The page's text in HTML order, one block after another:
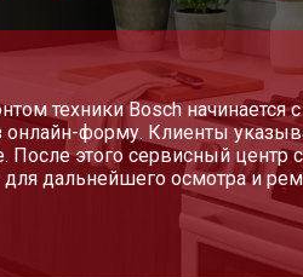
от 80
от 60
техники Bosch
онлайн-форму. Клиенты
После этого сервисный
для дальнейшего осмотра и